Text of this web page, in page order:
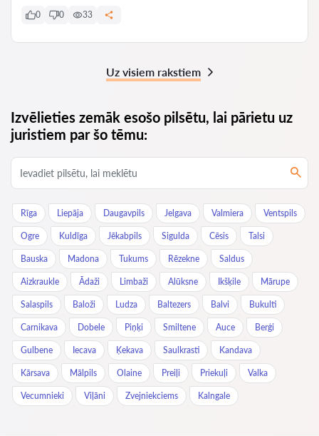
0 0 33
Uz visiem rakstiem
Izvēlieties zemāk esošo pilsētu, lai pārietu uz
juristiem par šo tēmu:
Rīga Liepāja Daugavpils Jelgava Valmiera Ventspils
Ogre Kuldīga Jēkabpils Sigulda Cēsis Talsi
Bauska Madona Tukums Rēzekne Saldus
Aizkraukle Ādaži Limbaži Alūksne Ikšķile Mārupe
Salaspils Baloži Ludza Baltezers Balvi Bukulti
Carnikava Dobele Piņķi Smiltene Auce Berģi
Gulbene Iecava Ķekava Saulkrasti Kandava
Kārsava Mālpils Olaine Preiļi Priekuļi Valka
Vecumnieki Viļāni Zvejniekciems Kalngale